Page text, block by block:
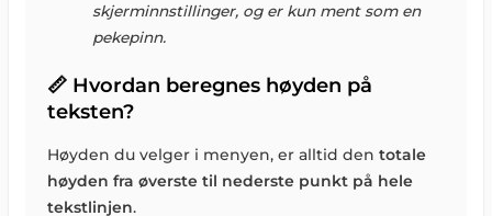
skjerminnstillinger, og er kun ment som en
pekepinn.
📏 Hvordan beregnes høyden på
teksten?
Høyden du velger i menyen, er alltid dentotale
høyden fra øverste til nederste punkt på hele
tekstlinjen.